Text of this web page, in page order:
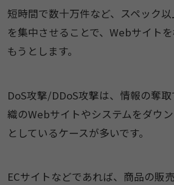
短時間で数十万件など、スペック
を集中させることで、Webサイト
もうとします。
DoS攻撃/DDoS攻撃は、情報の奪
織のWebサイトやシステムをダウ
としているケースが多いです。
ECサイトなどであれば、商品の販